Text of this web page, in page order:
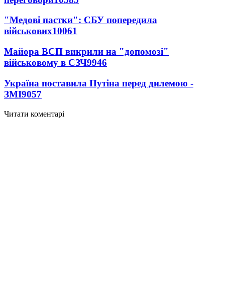
"Медові пастки": СБУ попередила
військових10061
Майора ВСП викрили на "допомозі"
військовому в СЗЧ9946
Україна поставила Путіна перед дилемою -
ЗМІ9057
Читати коментарі